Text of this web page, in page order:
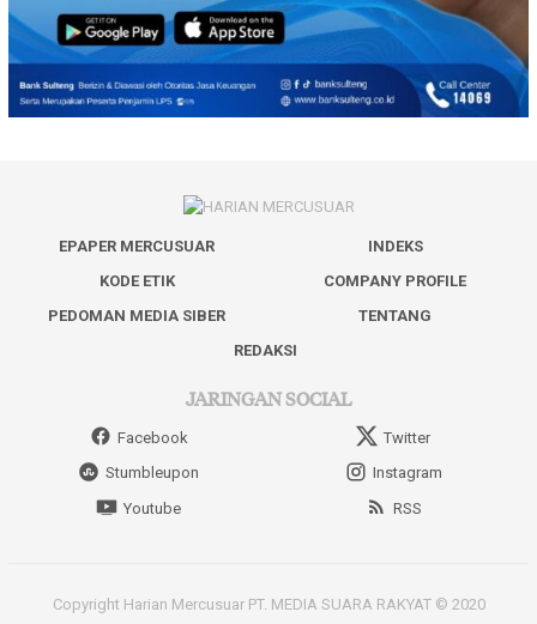
EPAPER MERCUSUAR
INDEKS
KODE ETIK
COMPANY PROFILE
PEDOMAN MEDIA SIBER
TENTANG
REDAKSI
JARINGAN SOCIAL
Facebook
Twitter
Stumbleupon
Instagram
Youtube
RSS
Copyright Harian Mercusuar PT. MEDIA SUARA RAKYAT © 2020